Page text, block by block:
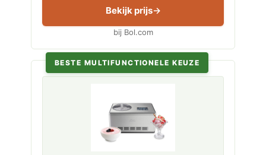
Bekijk prijs
bij Bol.com
BESTE MULTIFUNCTIONELE KEUZE